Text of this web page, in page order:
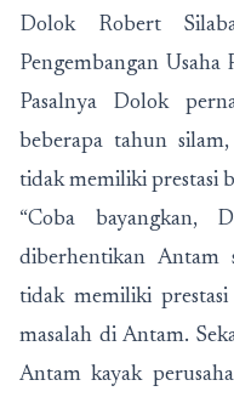
Dolok Robert
Pengembangan
Pasalnya Dolok
beberapa tahun
tidak memiliki prestasi
“Coba bayangkan,
diberhentikan Antam
tidak memiliki
masalah di Antam.
Antam kayak